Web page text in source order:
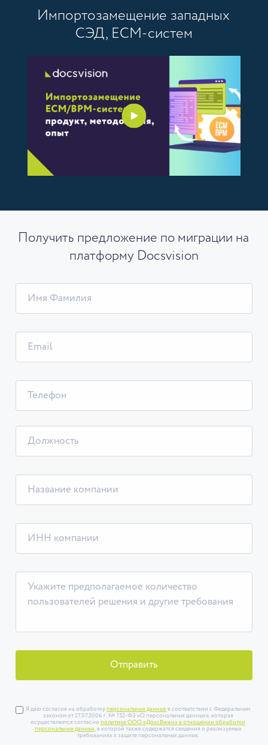
Импортозамещение западных
СЭД, ECM-систем
Получить предложение по миграции на
платформу Docsvision
Отправить
Я даю согласие на обработку персональных данных в соответствии с Федеральным
законом от 27.07.2006 г. № 152-ФЗ «О персональных данных», которая
осуществляется согласно политике ООО «ДоксВижн» в отношении обработки
персональных данных, в которой также содержатся сведения о реализуемых
требованиях к защите персональных данных.